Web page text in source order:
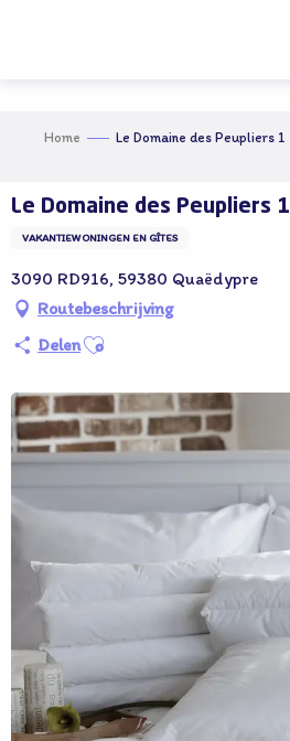
Home Le Domaine des Peupliers 1
Le Domaine des Peupliers 1
VAKANTIEWONINGEN EN GÎTES
3090 RD916, 59380 Quaëdypre
Routebeschrijving
DelenAjouter aux favoris